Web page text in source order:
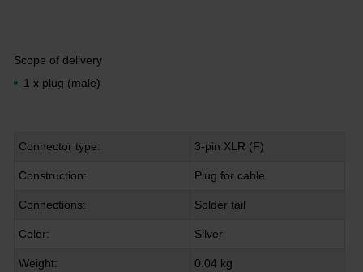
Scope of delivery
1 x plug (male)
Connector type: 3-pin XLR (F)
Construction: Plug for cable
Connections: Solder tail
Color: Silver
Weight: 0.04 kg